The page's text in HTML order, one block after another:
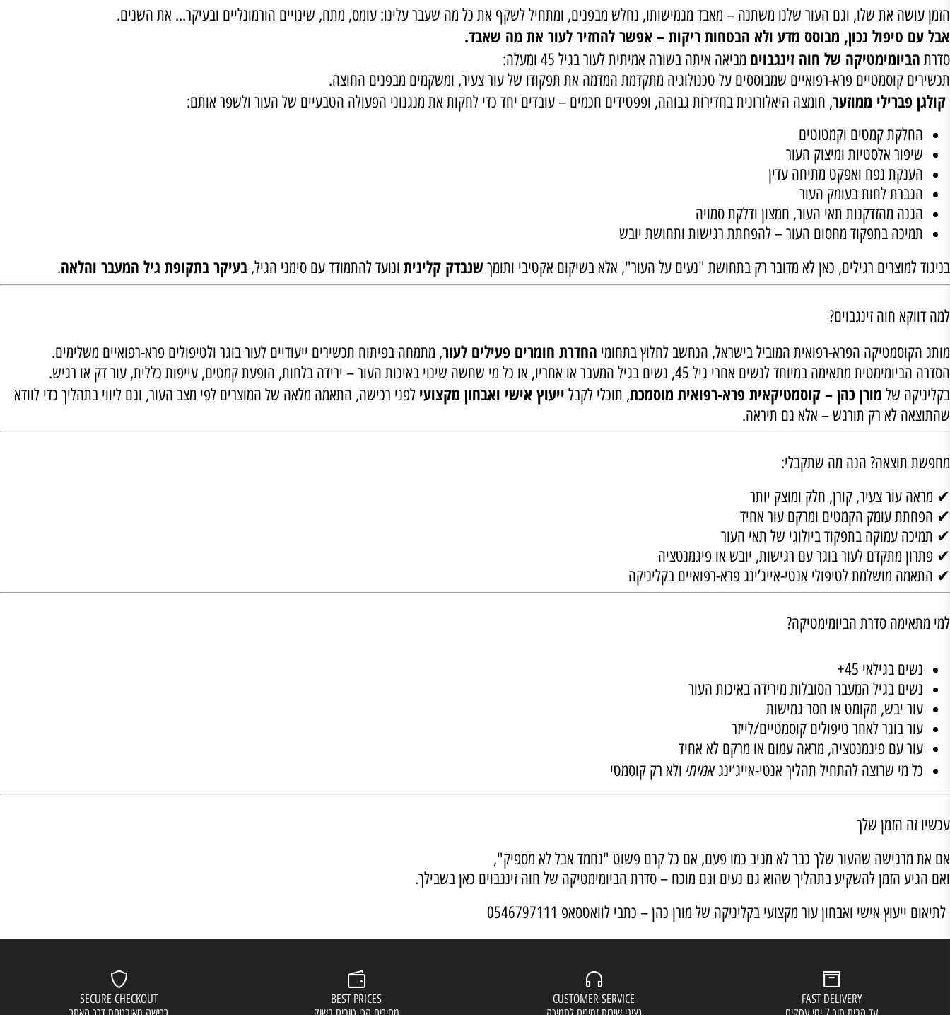
החכמה לטיפול בעור בוגר – מתחילה כאן
את שלו, וגם העור שלנו משתנה – מאבד מגמישותו, נחלש מבפנים, ומתחיל לשקף את כל מה שעבר עלינו: עומס, מתח, שינויים הורמונליים ובעיקר... את השנים.
טיפול נכון, מבוסס מדע ולא הבטחות ריקות – אפשר להחזיר לעור את מה שאבד.
של חוה זינגבוים
קוסמטיים פרא-רפואיים שמבוססים על טכנולוגיה מתקדמת המדמה את תפקודו של עור צעיר, ומשקמים מבפנים החוצה.
ממוזער, חומצה היאלורונית בחדירות גבוהה, ופפטידים חכמים – עובדים יחד כדי לחקות את מנגנוני הפעולה הטבעיים של העור ולשפר אותם:
קמטים וקמטוטים
אלסטיות ומיצוק העור
נפח ואפקט מתיחה עדין
לחות בעומק העור
מהזדקנות תאי העור, חמצון ודלקת סמויה
בתפקוד מחסום העור – להפחתת רגישות ותחושת יובש
רגילים, כאן לא מדובר רק בתחושת "נעים על העור", אלא בשיקום אקטיבי ותומךשנבדק קליניתונועד להתמודד עם סימני הגיל,בעיקר בתקופת גיל המעבר והלאה.
חוה זינגבוים?
הפרא-רפואית המוביל בישראל, הנחשב לחלוץ בתחומיהחדרת חומרים פעילים לעור, מתמחה בפיתוח תכשירים ייעודיים לעור בוגר ולטיפולים פרא-רפואיים משלימים.
לנשים אחרי גיל 45, נשים בגיל המעבר או אחריו, או כל מי שחשה שינוי באיכות העור – ירידה בלחות, הופעת קמטים, עייפות כללית, עור דק או רגיש.
שלמורן כהן – קוסמטיקאית פרא-רפואית מוסמכת
לא רק תורגש – אלא גם תיראה.
הנה מה שתקבלי:
צעיר, קורן, חלק ומוצק יותר
בתפקוד ביולוגי של תאי העור
לטיפולי אנטי-אייג’ינג פרא-רפואיים בקליניקה
סדרת הביומימטיקה?
בגילאי 45+
בגיל המעבר הסובלות מירידה באיכות העור
בוגר לאחר טיפולים קוסמטיים/לייזר
מי שרוצה להתחיל תהליך אנטי-אייג’ינגאמיתיולא רק קוסמטי
הזמן שלך
הזמן להשקיע בתהליך שהוא גם נעים וגם מוכח – סדרת הביומימטיקה של חוה זינגבוים כאן בשבילך.